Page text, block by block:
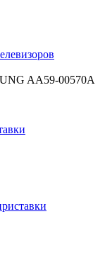
AA59-00570A